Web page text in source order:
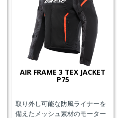
AIR FRAME 3 TEX JACKET
P75
取り外し可能な防風ライナーを
備えたメッシュ素材のモーター